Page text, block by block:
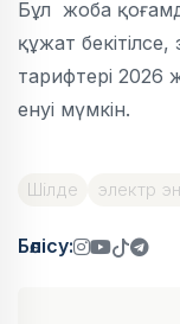
Бұл жоба
құжат
тарифтері 2026
енуі мүмкін.
Шілде электр
Бөлісу: